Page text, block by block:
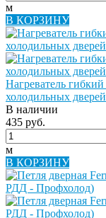
м
В КОРЗИНУ
Нагреватель
холодильных дверей
В наличии
435 руб.
м
В КОРЗИНУ